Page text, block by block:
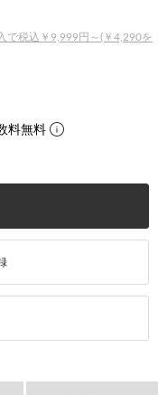
で税込￥9,999円～(￥4,290を
料無料